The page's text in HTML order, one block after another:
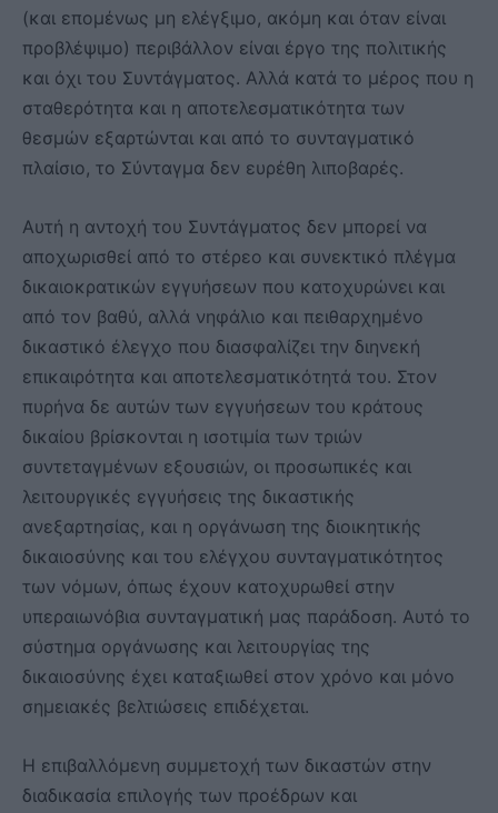
(και επομένως μη ελέγξιμο, ακόμη και όταν είναι
προβλέψιμο) περιβάλλον είναι έργο της πολιτικής
και όχι του Συντάγματος. Αλλά κατά το μέρος που η
σταθερότητα και η αποτελεσματικότητα των
θεσμών εξαρτώνται και από το συνταγματικό
πλαίσιο, το Σύνταγμα δεν ευρέθη λιποβαρές.
Αυτή η αντοχή του Συντάγματος δεν μπορεί να
αποχωρισθεί από το στέρεο και συνεκτικό πλέγμα
δικαιοκρατικών εγγυήσεων που κατοχυρώνει και
από τον βαθύ, αλλά νηφάλιο και πειθαρχημένο
δικαστικό έλεγχο που διασφαλίζει την διηνεκή
επικαιρότητα και αποτελεσματικότητά του. Στον
πυρήνα δε αυτών των εγγυήσεων του κράτους
δικαίου βρίσκονται η ισοτιμία των τριών
συντεταγμένων εξουσιών, οι προσωπικές και
λειτουργικές εγγυήσεις της δικαστικής
ανεξαρτησίας, και η οργάνωση της διοικητικής
δικαιοσύνης και του ελέγχου συνταγματικότητος
των νόμων, όπως έχουν κατοχυρωθεί στην
υπεραιωνόβια συνταγματική μας παράδοση. Αυτό το
σύστημα οργάνωσης και λειτουργίας της
δικαιοσύνης έχει καταξιωθεί στον χρόνο και μόνο
σημειακές βελτιώσεις επιδέχεται.
Η επιβαλλόμενη συμμετοχή των δικαστών στην
διαδικασία επιλογής των προέδρων και